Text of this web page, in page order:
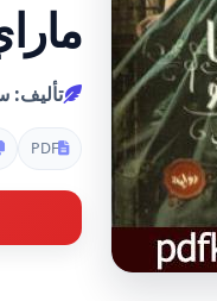
تأليف:
PDF